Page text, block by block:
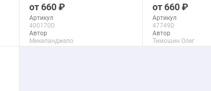
реки после Микеланджело»
печать на бумаге
660
Артикул
400170D
Автор
Микеланджело
660
Артикул
47749D
Автор
Тимошин Олег